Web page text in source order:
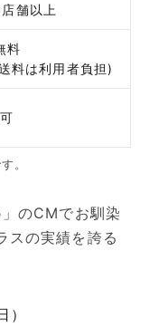
舗以上
料
料は利用者負担)
可
。
のCMでお馴染
スの実績を誇る